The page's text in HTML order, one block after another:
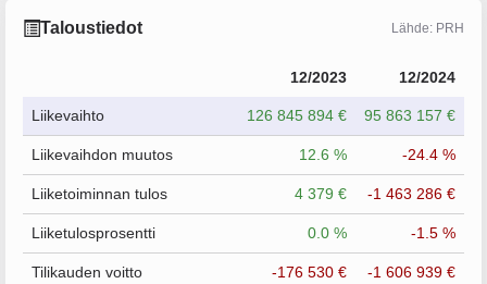
Taloustiedot Lähde: PRH
12/2023 12/2024
Liikevaihto 126 845 894 € 95 863 157 €
Liikevaihdon muutos 12.6 % -24.4 %
Liiketoiminnan tulos 4 379 € -1 463 286 €
Liiketulosprosentti 0.0 % -1.5 %
Tilikauden voitto -176 530 € -1 606 939 €